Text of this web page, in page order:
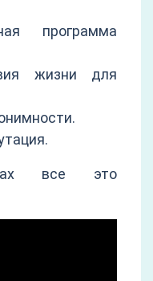
программа
жизни для
все это